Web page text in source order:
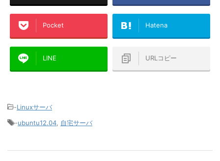
Pocket Hatena
LINE URLコピー
-Linuxサーバ
-ubuntu12.04 自宅サーバ